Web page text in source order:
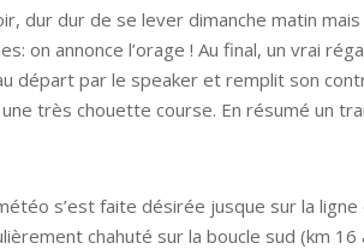
dur dur de se lever dimanche matin
on annonce l’orage ! Au final, un vrai
départ par le speaker et remplit son
très chouette course. En résumé un
s’est faite désirée jusque sur la
chahuté sur la boucle sud (km